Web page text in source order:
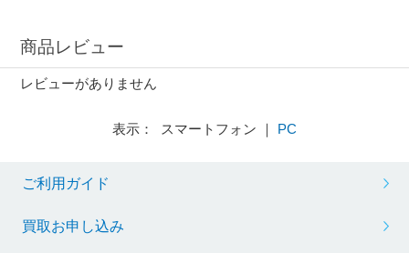
商品レビュー
レビューがありません
表示： スマートフォン ｜ PC
ご利用ガイド
買取お申し込み